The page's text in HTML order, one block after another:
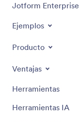
Jotform Enterprise
Ejemplos
Producto
Ventajas
Herramientas
Herramientas IA